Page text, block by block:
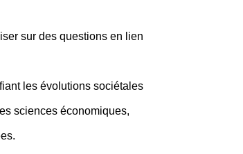
sur des questions en lien
les évolutions sociétales
sciences économiques,